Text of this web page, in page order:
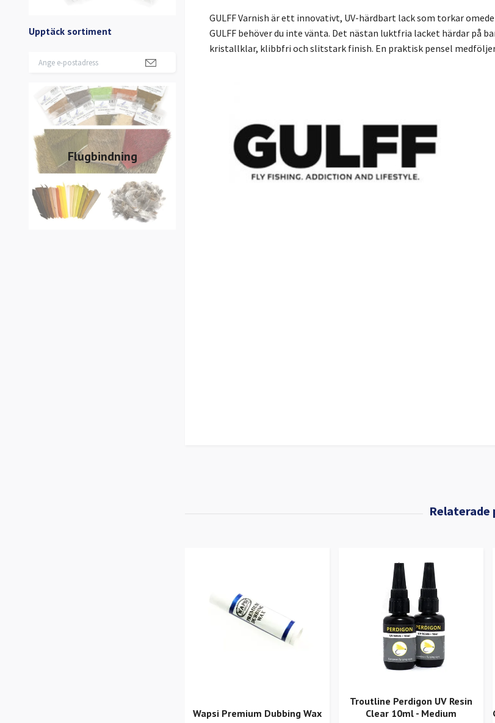
Upptäck sortiment
Flugbindning
GULFF Varnish är ett innovativt, UV-härdbart lack som torkar
GULFF behöver du inte vänta. Det nästan luktfria lacket härdar på
kristallklar, klibbfri och slitstark finish. En praktisk pensel
Wapsi Premium Dubbing Wax
Troutline Perdigon UV Resin
Clear 10ml - Medium